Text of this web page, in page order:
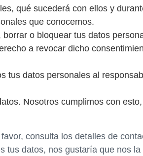
qué sucederá con ellos y
que conocemos.
o bloquear tus datos
a revocar dicho
tus datos personales al
Nosotros cumplimos con
consulta los detalles de
datos, nos gustaría que nos